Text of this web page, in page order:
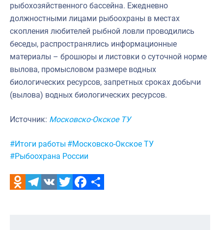
рыбохозяйственного бассейна. Ежедневно
должностными лицами рыбоохраны в местах
скопления любителей рыбной ловли проводились
беседы, распространялись информационные
материалы – брошюры и листовки о суточной норме
вылова, промысловом размере водных
биологических ресурсов, запретных сроках добычи
(вылова) водных биологических ресурсов.
Источник: Московско-Окское ТУ
Метки:
#Итоги работы #Московско-Окское ТУ
#Рыбоохрана России